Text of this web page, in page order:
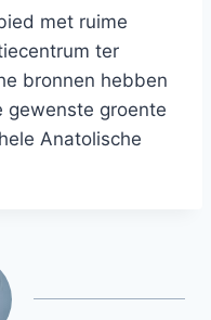
met ruime
ter
bronnen hebben
gewenste groente
Anatolische